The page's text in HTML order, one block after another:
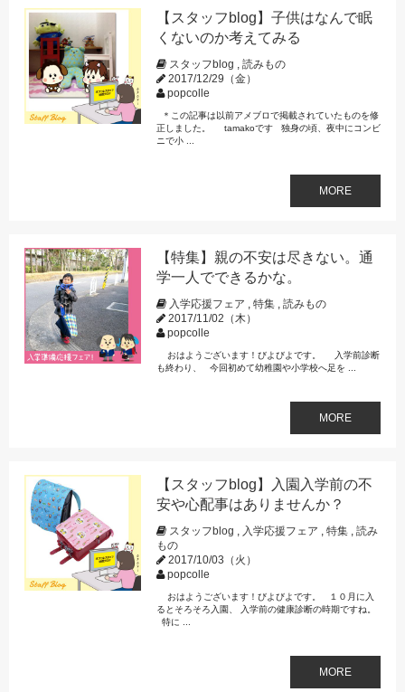
【スタッフblog】子供はなんで眠
くないのか考えてみる
スタッフblog , 読みもの
2017/12/29（金）
popcolle
＊この記事は以前アメブロで掲載されていたものを修
正しました。 tamakoです 独身の頃、夜中にコンビ
ニで小 ...
MORE
【特集】親の不安は尽きない。通
学一人でできるかな。
入学応援フェア , 特集, 読みもの
2017/11/02（木）
popcolle
おはようございます！びよびよです。 入学前診断
も終わり、 今回初めて幼稚園や小学校へ足を ...
MORE
【スタッフblog】入園入学前の不
安や心配事はありませんか？
スタッフblog , 入学応援フェア , 特集, 読み
もの
2017/10/03（火）
popcolle
おはようございます！びよびよです。 １０月に入
るとそろそろ入園、 入学前の健康診断の時期ですね。
特に ...
MORE